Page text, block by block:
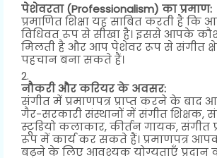
पेशेवरता (Professionalism) का प्रमाण:
प्रमाणित शिक्षा यह साबित करती है कि
विधिवत रूप से सीखा है। इससे आपके
मिलती है और आप पेशेवर रूप से संगीत
पहचान बना सकते हैं।
नौकरी और करियर के अवसर:
संगीत में प्रमाणपत्र प्राप्त करने के बाद
गैर-सरकारी संस्थानों में संगीत शिक्षक,
स्टूडियो कलाकार, कीर्तन गायक, संगीत
रूप में कार्य कर सकते हैं। प्रमाणपत्र
बढ़ने के लिए आवश्यक योग्यताएँ प्रदान